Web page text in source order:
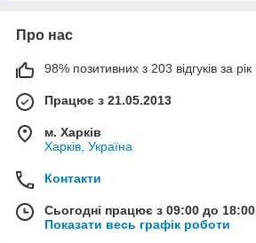
Про нас
98% позитивних з 203 відгуків за рік
Працює з 21.05.2013
м. Харків
Харків, Україна
Контакти
Сьогодні працює з 09:00 до 18:00
Показати весь графік роботи